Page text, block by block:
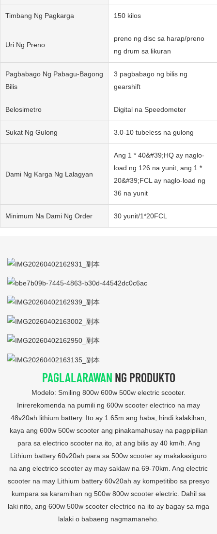
Timbang Ng Pagkarga 150 kilos
Uri Ng Preno
preno ng disc sa harap/preno
ng drum sa likuran
Pagbabago Ng Pabagu-Bagong
Bilis
3 pagbabago ng bilis ng
gearshift
Belosimetro Digital na Speedometer
Sukat Ng Gulong 3.0-10 tubeless na gulong
Dami Ng Karga Ng Lalagyan
Ang 1 * 40&#39;HQ ay naglo-
load ng 126 na yunit, ang 1 *
20&#39;FCL ay naglo-load ng
36 na yunit
Minimum Na Dami Ng Order 30 yunit/1*20FCL
PAGLALARAWAN NG PRODUKTO
Modelo: Smiling 800w 600w 500w electric scooter.
Inirerekomenda na pumili ng 600w scooter electrico na may
48v20ah lithium battery. Ito ay 1.65m ang haba, hindi kalakihan,
kaya ang 600w 500w scooter ang pinakamahusay na pagpipilian
para sa electrico scooter na ito, at ang bilis ay 40 km/h. Ang
Lithium battery 60v20ah para sa 500w scooter ay makakasiguro
na ang electrico scooter ay may saklaw na 69-70km. Ang electric
scooter na may Lithium battery 60v20ah ay kompetitibo sa presyo
kumpara sa karamihan ng 500w 800w scooter electric. Dahil sa
laki nito, ang 600w 500w scooter electrico na ito ay bagay sa mga
lalaki o babaeng nagmamaneho.